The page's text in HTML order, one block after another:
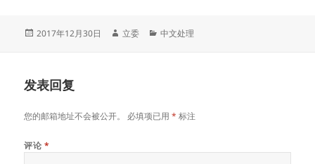
发
2017年12月30日
作
立委
分
中文处理
发表回复
您的邮箱地址不会被公开。 必填项已用* 标注
评论 *